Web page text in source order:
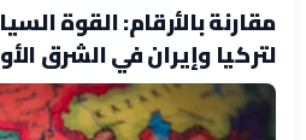
مقارنة بالأرقام: القوة
لتركيا وإيران في الشرق